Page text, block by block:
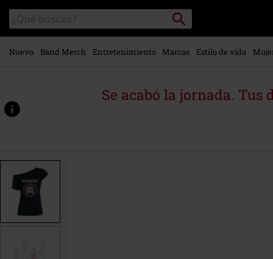
contenido
principal
Buscar
en
el
catálogo
Buscar
Nuevo Band Merch Entretenimiento Marcas Estilo de vida
Se acabó la jornada. Tus
www.emp-
p/marie-
565993.html